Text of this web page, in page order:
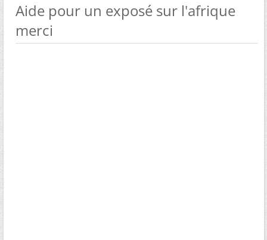
Aide pour un exposé sur l'afrique
merci